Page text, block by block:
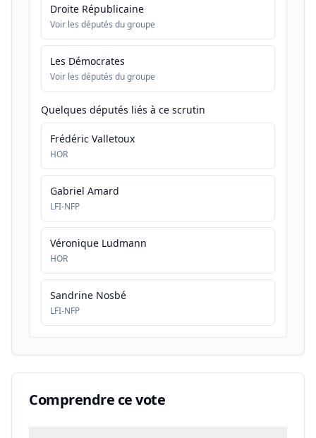
Droite Républicaine
Voir les députés du groupe
Les Démocrates
Voir les députés du groupe
Quelques députés liés à ce scrutin
Frédéric Valletoux
HOR
Gabriel Amard
LFI-NFP
Véronique Ludmann
HOR
Sandrine Nosbé
LFI-NFP
Comprendre ce vote